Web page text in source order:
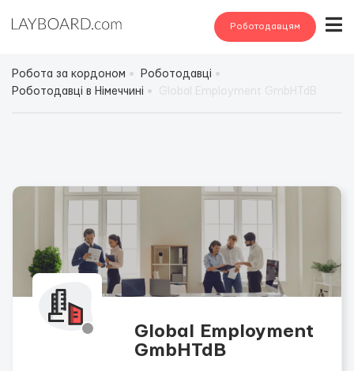
Роботодавцям
Робота за кордоном
Роботодавці
Роботодавці в Німеччині
Global Employment
GmbHTdВ